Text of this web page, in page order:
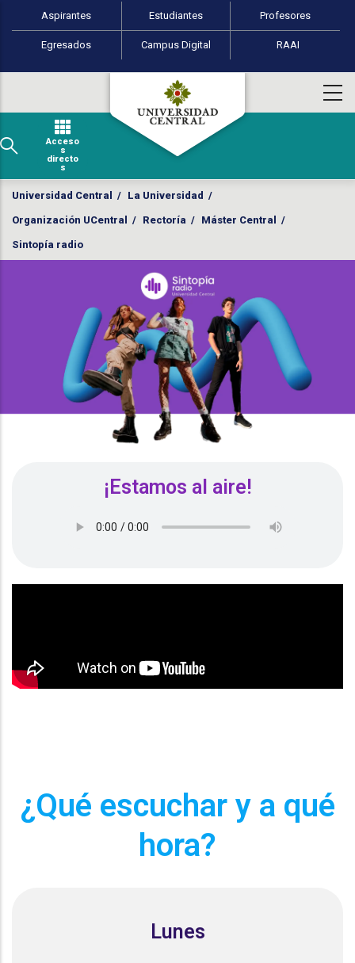
Pasar al contenido principal
Perfiles de usuario
Aspirantes Estudiantes Profesores
Egresados Campus Digital RAAI
Acceso
s
directo
s
Universidad Central / La Universidad /
Organización UCentral / Rectoría / Máster Central /
Sintopía radio
¡Estamos al aire!
¿Qué escuchar y a qué
hora?
Lunes